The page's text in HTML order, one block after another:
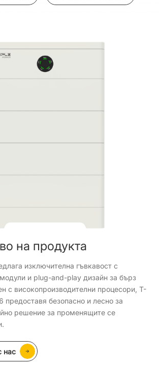
на продукта
изключителна гъвкавост с
и plug-and-play дизайн за бърз
с високопроизводителни процесори, T-
предоставя безопасно и лесно за
решение за променящите се
нас